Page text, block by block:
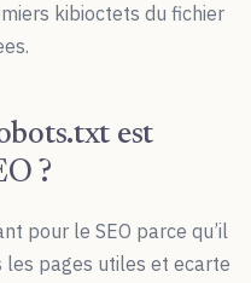
kibioctets du fichier
est
?
pour le SEO parce qu’il
pages utiles et ecarte